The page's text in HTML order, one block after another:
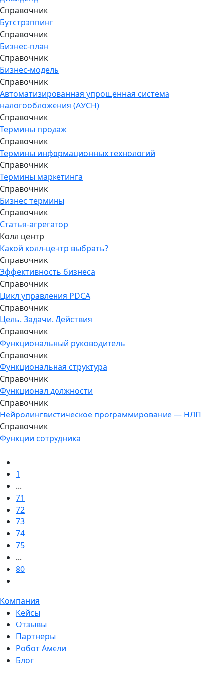
Справочник
Бутстрэппинг
Справочник
Бизнес-план
Справочник
Бизнес-модель
Справочник
Автоматизированная упрощённая система
налогообложения (АУСН)
Справочник
Термины продаж
Справочник
Термины информационных технологий
Справочник
Термины маркетинга
Справочник
Бизнес термины
Справочник
Статья-агрегатор
Колл центр
Какой колл-центр выбрать?
Справочник
Эффективность бизнеса
Справочник
Цикл управления PDCA
Справочник
Цель. Задачи. Действия
Справочник
Функциональный руководитель
Справочник
Функциональная структура
Справочник
Функционал должности
Справочник
Нейролингвистическое программирование — НЛП
Справочник
Функции сотрудника
1
...
71
72
73
74
75
...
80
Компания
Кейсы
Отзывы
Партнеры
Робот Амели
Блог